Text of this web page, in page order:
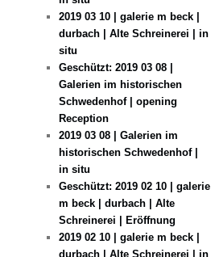
2019 03 10 | galerie m beck |
durbach | Alte Schreinerei | in
situ
Geschützt: 2019 03 08 |
Galerien im historischen
Schwedenhof | opening
Reception
2019 03 08 | Galerien im
historischen Schwedenhof |
in situ
Geschützt: 2019 02 10 | galerie
m beck | durbach | Alte
Schreinerei | Eröffnung
2019 02 10 | galerie m beck |
durbach | Alte Schreinerei | in